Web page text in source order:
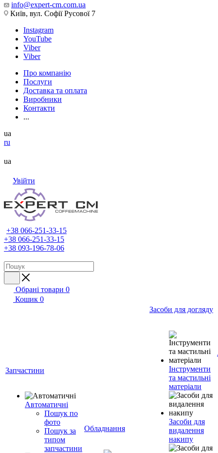
info@expert-cm.com.ua
Київ, вул. Софії Русової 7
Instagram
YouTube
Viber
Viber
Про компанію
Послуги
Доставка та оплата
Виробники
Контакти
...
ua
ru
ua
Увійти
+38 066-251-33-15
+38 066-251-33-15
+38 093-196-78-06
Обрані товари 0
Кошик 0
Запчастини
Автоматичні
Пошук по
фото
Пошук за
типом
запчастини
Обладнання
Засоби для догляду
Інструменти
та мастильні
матеріали
Засоби для
видалення
накипу